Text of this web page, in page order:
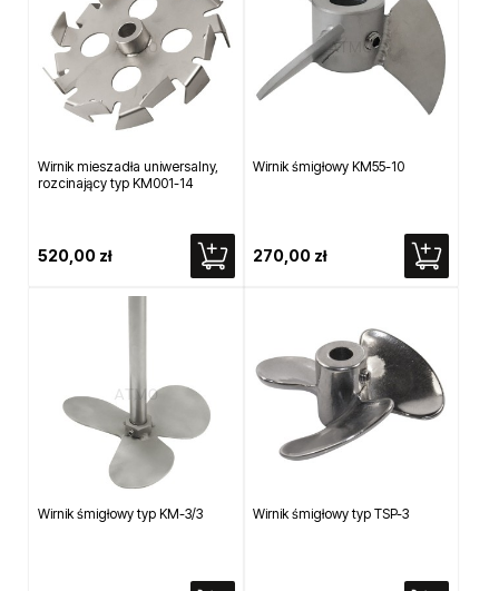
Wirnik mieszadła uniwersalny,
rozcinający typ KM001-14
520,00 zł
Wirnik śmigłowy KM55-10
270,00 zł
Wirnik śmigłowy typ KM-3/3 Wirnik śmigłowy typ TSP-3